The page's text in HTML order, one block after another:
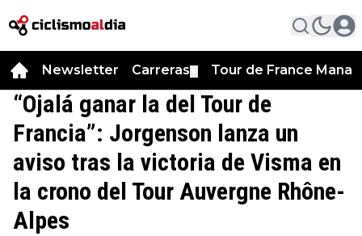
Newsletter Carreras Tour de France
“Ojalá ganar la del Tour de
Francia”: Jorgenson lanza un
aviso tras la victoria de Visma en
la crono del Tour Auvergne Rhône-
Alpes